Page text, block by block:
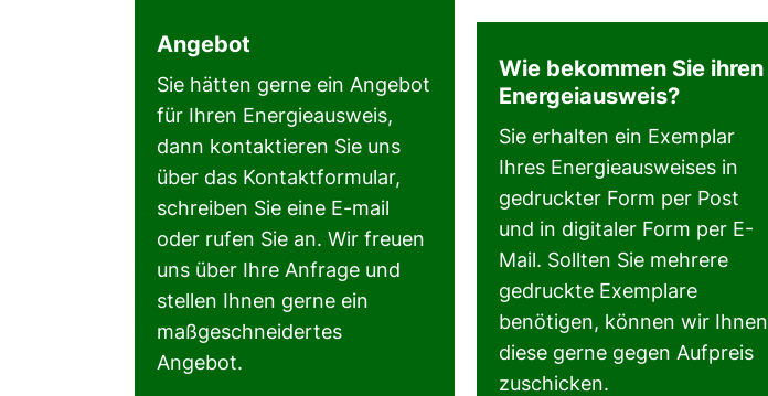
Angebot
Sie hätten gerne ein Angebot
für Ihren Energieausweis,
dann kontaktieren Sie uns
über das Kontaktformular,
schreiben Sie eine E-mail
oder rufen Sie an. Wir freuen
uns über Ihre Anfrage und
stellen Ihnen gerne ein
maßgeschneidertes
Angebot.
Wie bekommen Sie ihren
Energeiausweis?
Sie erhalten ein Exemplar
Ihres Energieausweises in
gedruckter Form per Post
und in digitaler Form per E-
Mail. Sollten Sie mehrere
gedruckte Exemplare
benötigen, können wir Ihnen
diese gerne gegen Aufpreis
zuschicken.